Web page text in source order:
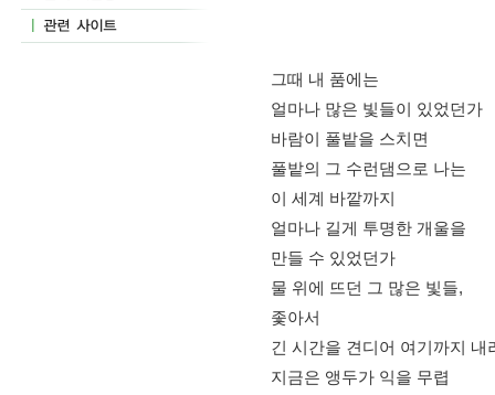
그때 내 품에는
얼마나 많은 빛들이 있었던가
바람이 풀밭을 스치면
풀밭의 그 수런댐으로 나는
이 세계 바깥까지
얼마나 길게 투명한 개울을
만들 수 있었던가
물 위에 뜨던 그 많은 빛들,
좇아서
긴 시간을 견디어 여기까지 내
지금은 앵두가 익을 무렵